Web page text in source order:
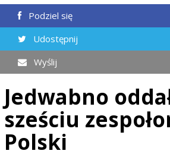
Podziel się
Udostępnij
Wyślij
Jedwabno
sześciu
Polski